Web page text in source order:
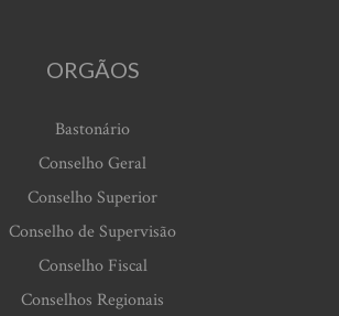
ORGÃOS
Bastonário
Conselho Geral
Conselho Superior
Conselho de Supervisão
Conselho Fiscal
Conselhos Regionais